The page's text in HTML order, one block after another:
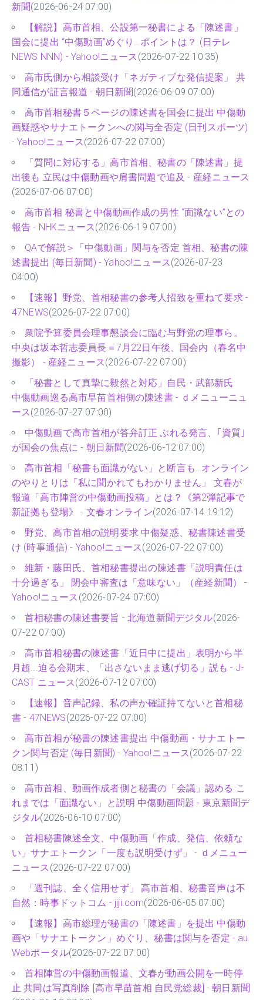
新聞(2026-06-24 07:00)
【解説】高市首相、公設第一秘書による「陳述書」
国会に提出 “中傷動画”めぐり…ポイントは？ (日テレ
NEWS NNN) - Yahoo!ニュース (2026-07-22 10:35)
高市氏側から相談受け「ネガティブな発信提案」 共
同通信が証言報道 - 朝日新聞(2026-06-09 07:00)
高市首相秘書５ページの陳述書を国会に提出 中傷動
画疑惑やサナエトークンへの関与全否定 (日刊スポーツ)
- Yahoo!ニュース(2026-07-22 07:00)
「質問に対応する」高市首相、秘書の「陳述書」提
出後も 立民は中傷動画や肩書問題で追及 - 産経ニュース
(2026-07-06 07:00)
高市首相 秘書と中傷動画作成の男性 “面識ない”との
報告 - NHKニュース(2026-06-19 07:00)
QAで解説＞「中傷動画」関与を否定 首相、秘書の陳
述書提出 (毎日新聞) - Yahoo!ニュース(2026-07-23
04:00)
【速報】野党、首相秘書の参考人招致を重ねて要求 -
47NEWS(2026-07-22 07:00)
衆院予算委員会理事懇談会に臨む与野党の理事ら。
中央は坂本哲志委員長＝7月22日午後、国会内（春名中
撮影） - 産経ニュース(2026-07-22 07:00)
「秘書として真摯に毅然と対応」自民・武部新氏
中傷動画巡る高市早苗首相側の陳述書 - ｄメニューニュ
ース(2026-07-27 07:00)
中傷動画で高市首相が答弁訂正 ぶれる発言、｢資質｣
が国会の焦点に - 朝日新聞(2026-06-12 07:00)
高市首相「秘書も面識がない」と断言も…オンライン
のやりとりは「私に聞かれてもわかりません」 文春が
報道「高市陣営の中傷動画投稿」とは？《第2弾記事で
新証拠も登場》 - 文春オンライン(2026-07-14 19:12)
野党、高市首相の説明要求 中傷疑惑、秘書陳述書受
け (時事通信) - Yahoo!ニュース(2026-07-22 07:00)
維新・藤田氏、首相秘書提出の陳述書「説明責任は
十分過ぎる」 閉会中審査は「意味ない」（産経新聞） -
Yahoo!ニュース (2026-07-24 07:00)
首相秘書の陳述書要旨 - 北海道新聞デジタル(2026-
07-22 07:00)
高市首相秘書の陳述書「近日中に提出」表明から半
月超...迫る会期末、「出さないまま逃げ切る」説も - J-
CAST ニュース(2026-07-12 07:00)
【速報】音声記録、私の声か確証持てないと首相秘
書 - 47NEWS(2026-07-22 07:00)
高市首相が秘書の陳述書提出 中傷動画・サナエトー
クン関与否定 (毎日新聞) - Yahoo!ニュース(2026-07-22
08:11)
高市首相、動画作成者側と秘書の「会議」認める こ
れまでは「面識ない」と説明 中傷動画問題 - 東京新聞デ
ジタル(2026-06-10 07:00)
首相秘書陳述全文、中傷動画「作成、発信、依頼な
い」サナエトークン「一度も説明受けず」 - ｄメニュー
ニュース (2026-07-22 07:00)
「週刊誌、全く信用せず」 高市首相、秘書音声は不
自然：時事ドットコム - jiji.com(2026-06-05 07:00)
【速報】高市総理が秘書の「陳述書」を提出 中傷動
画や「サナエトークン」めぐり、秘書は関与を否定 - au
Webポータル(2026-07-22 07:00)
首相陣営の中傷動画報道、文春が動画公開を一時停
止 共同は写真削除 [高市早苗首相 自民党総裁] - 朝日新聞